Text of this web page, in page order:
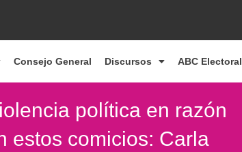
Consejo General Discursos ABC Electoral
política en razón
estos comicios: Carla